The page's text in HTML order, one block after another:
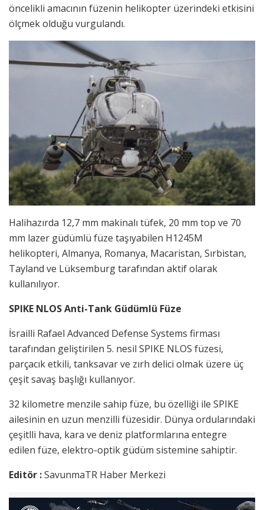
öncelikli amacının füzenin helikopter üzerindeki etkisini
ölçmek olduğu vurgulandı.
Halihazırda 12,7 mm makinalı tüfek, 20 mm top ve 70
mm lazer güdümlü füze taşıyabilen H1245M
helikopteri, Almanya, Romanya, Macaristan, Sırbistan,
Tayland ve Lüksemburg tarafından aktif olarak
kullanılıyor.
SPIKE NLOS Anti-Tank Güdümlü Füze
İsrailli Rafael Advanced Defense Systems firması
tarafından geliştirilen 5. nesil SPIKE NLOS füzesi,
parçacık etkili, tanksavar ve zırh delici olmak üzere üç
çeşit savaş başlığı kullanıyor.
32 kilometre menzile sahip füze, bu özelliği ile SPIKE
ailesinin en uzun menzilli füzesidir. Dünya ordularındaki
çeşitlli hava, kara ve deniz platformlarına entegre
edilen füze, elektro-optik güdüm sistemine sahiptir.
Editör :SavunmaTR Haber Merkezi